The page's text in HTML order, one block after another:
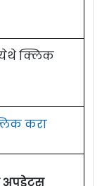
क्लिक
करा